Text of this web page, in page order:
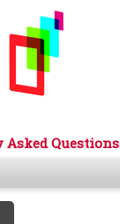
Asked Questions